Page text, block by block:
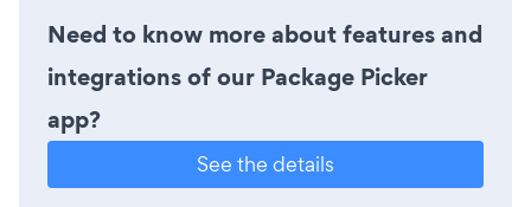
Need to know more about features and
integrations of our Package Picker
app?
See the details